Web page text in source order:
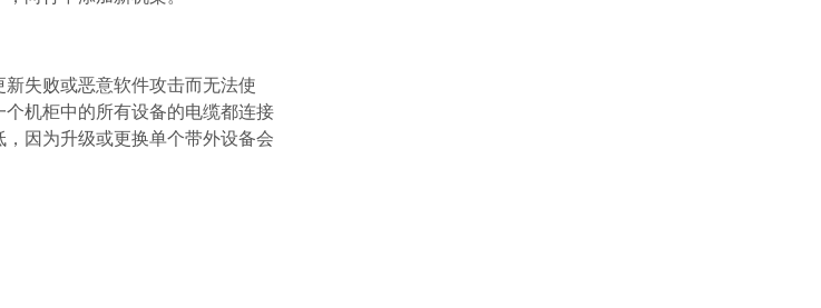
失败或恶意软件攻击而无法使
机柜中的所有设备的电缆都连接
因为升级或更换单个带外设备会